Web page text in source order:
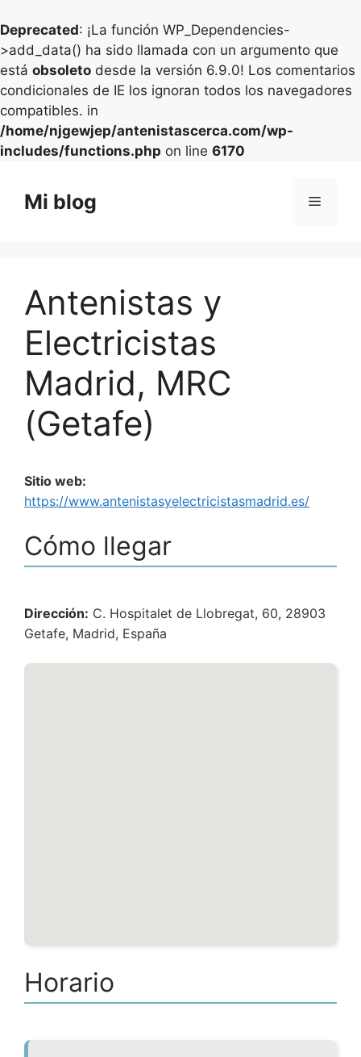
Deprecated: ¡La función WP_Dependencies-
>add_data() ha sido llamada con un argumento que
está obsoleto desde la versión 6.9.0! Los comentarios
condicionales de IE los ignoran todos los navegadores
compatibles. in
/home/njgewjep/antenistascerca.com/wp-
includes/functions.php on line 6170
contenido
Mi blog Menú
Antenistas y
Electricistas
Madrid, MRC
(Getafe)
Sitio web:
https://www.antenistasyelectricistasmadrid.es/
Cómo llegar
Dirección: C. Hospitalet de Llobregat, 60, 28903
Getafe, Madrid, España
Horario